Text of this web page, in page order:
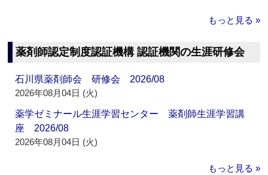
もっと見る »
薬剤師認定制度認証機構 認証機関の生涯研修会
石川県薬剤師会 研修会 2026/08
2026年08月04日 (火)
薬学ゼミナール生涯学習センター 薬剤師生涯学習講
座 2026/08
2026年08月04日 (火)
もっと見る »